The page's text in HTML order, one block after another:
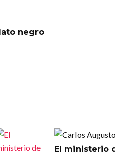
negro
El ministerio